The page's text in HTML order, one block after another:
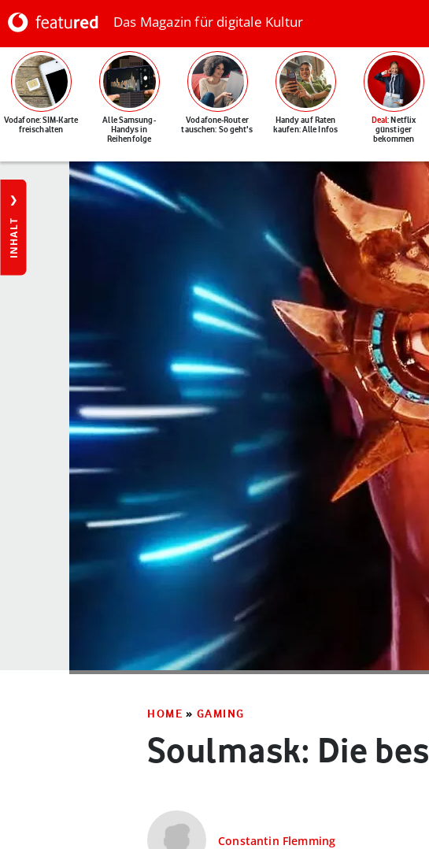
Das Magazin für digitale Kultur
Vodafone: SIM-Karte
freischalten
Alle Samsung-
Handys in
Reihenfolge
Vodafone-Router
tauschen: So geht's
Handy auf Raten
kaufen: Alle Infos
Deal: Netflix
günstiger
bekommen
INHALT
HOME » GAMING
Soulmask: Die
Constantin Flemming